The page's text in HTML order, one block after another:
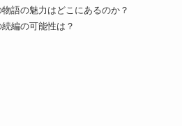
物語の魅力はどこにあるのか？
編の可能性は？